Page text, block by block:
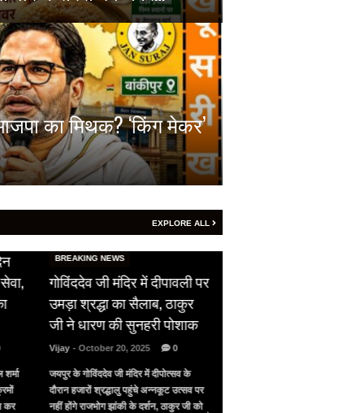
का मिथक? ‘किंग मेकर’
EXPLORE ALL
कर
BREAKING NEWS
गोविंददेव जी मंदिर में दीपावली पर
उमड़ा श्रद्धा का सैलाब, ठाकुर
जी ने धारण की सुनहरी पोशाक
Vijay - October 20, 2025 0
जयपुर के गोविंददेव जी मंदिर में दीपोत्सव के
दौरान हजारों श्रद्धालु पहुंचे अन्नकूट उत्सव पर
नहीं होंगे राजभोग झांकी के दर्शन, ठाकुर जी को